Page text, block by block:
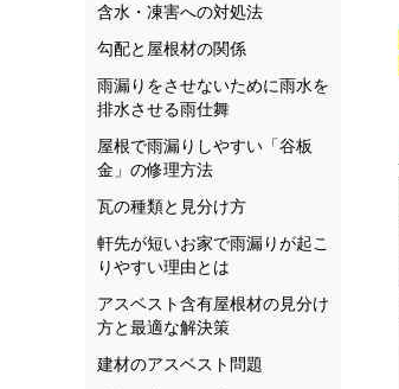
含水・凍害への対処法
勾配と屋根材の関係
雨漏りをさせないために雨水を
排水させる雨仕舞
屋根で雨漏りしやすい「谷板
金」の修理方法
瓦の種類と見分け方
軒先が短いお家で雨漏りが起こ
りやすい理由とは
アスベスト含有屋根材の見分け
方と最適な解決策
建材のアスベスト問題